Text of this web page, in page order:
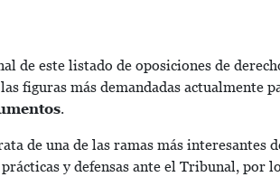
de este listado de oposiciones de
figuras más demandadas actualmente
.
de una de las ramas más interesantes
y defensas ante el Tribunal, por